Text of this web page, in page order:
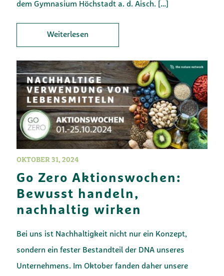
dem Gymnasium Höchstadt a. d. Aisch. […]
Weiterlesen
OKTOBER 31, 2024
Go Zero Aktionswochen:
Bewusst handeln,
nachhaltig wirken
Bei uns ist Nachhaltigkeit nicht nur ein Konzept,
sondern ein fester Bestandteil der DNA unseres
Unternehmens. Im Oktober fanden daher unsere